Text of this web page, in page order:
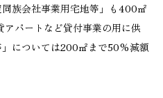
族会社事業用宅地等」も400㎡
パートなど貸付事業の用に供
については200㎡まで50%減額